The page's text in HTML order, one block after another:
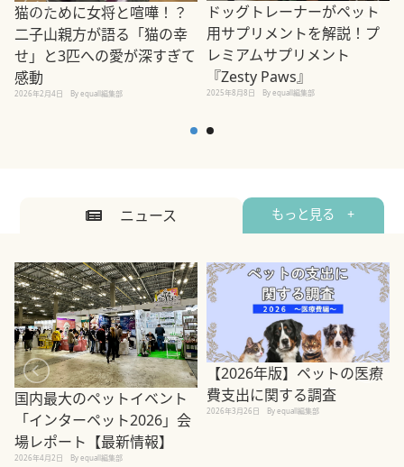
猫のために女将と喧嘩！？
二子山親方が語る「猫の幸
せ」と3匹への愛が深すぎて
感動
2026年2月4日 By equall編集部
ドッグトレーナーがペット
用サプリメントを解説！プ
レミアムサプリメント
『Zesty Paws』
2025年8月8日 By equall編集部
ニュース もっと見る +
国内最大のペットイベント
「インターペット2026」会
場レポート【最新情報】
2026年4月2日 By equall編集部
【2026年版】ペットの医療
費支出に関する調査
2026年3月26日 By equall編集部